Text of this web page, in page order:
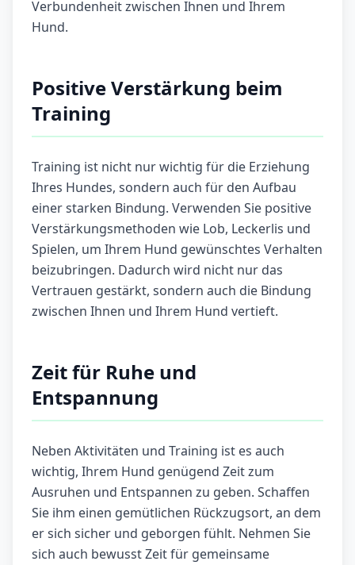
Verbundenheit zwischen Ihnen und Ihrem
Hund.
Positive Verstärkung beim
Training
Training ist nicht nur wichtig für die Erziehung
Ihres Hundes, sondern auch für den Aufbau
einer starken Bindung. Verwenden Sie positive
Verstärkungsmethoden wie Lob, Leckerlis und
Spielen, um Ihrem Hund gewünschtes Verhalten
beizubringen. Dadurch wird nicht nur das
Vertrauen gestärkt, sondern auch die Bindung
zwischen Ihnen und Ihrem Hund vertieft.
Zeit für Ruhe und
Entspannung
Neben Aktivitäten und Training ist es auch
wichtig, Ihrem Hund genügend Zeit zum
Ausruhen und Entspannen zu geben. Schaffen
Sie ihm einen gemütlichen Rückzugsort, an dem
er sich sicher und geborgen fühlt. Nehmen Sie
sich auch bewusst Zeit für gemeinsame